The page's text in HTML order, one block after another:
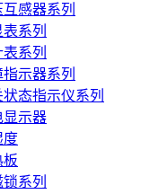
感器系列
系列
系列
示器系列
态指示仪系列
显示器
度
板
锁系列